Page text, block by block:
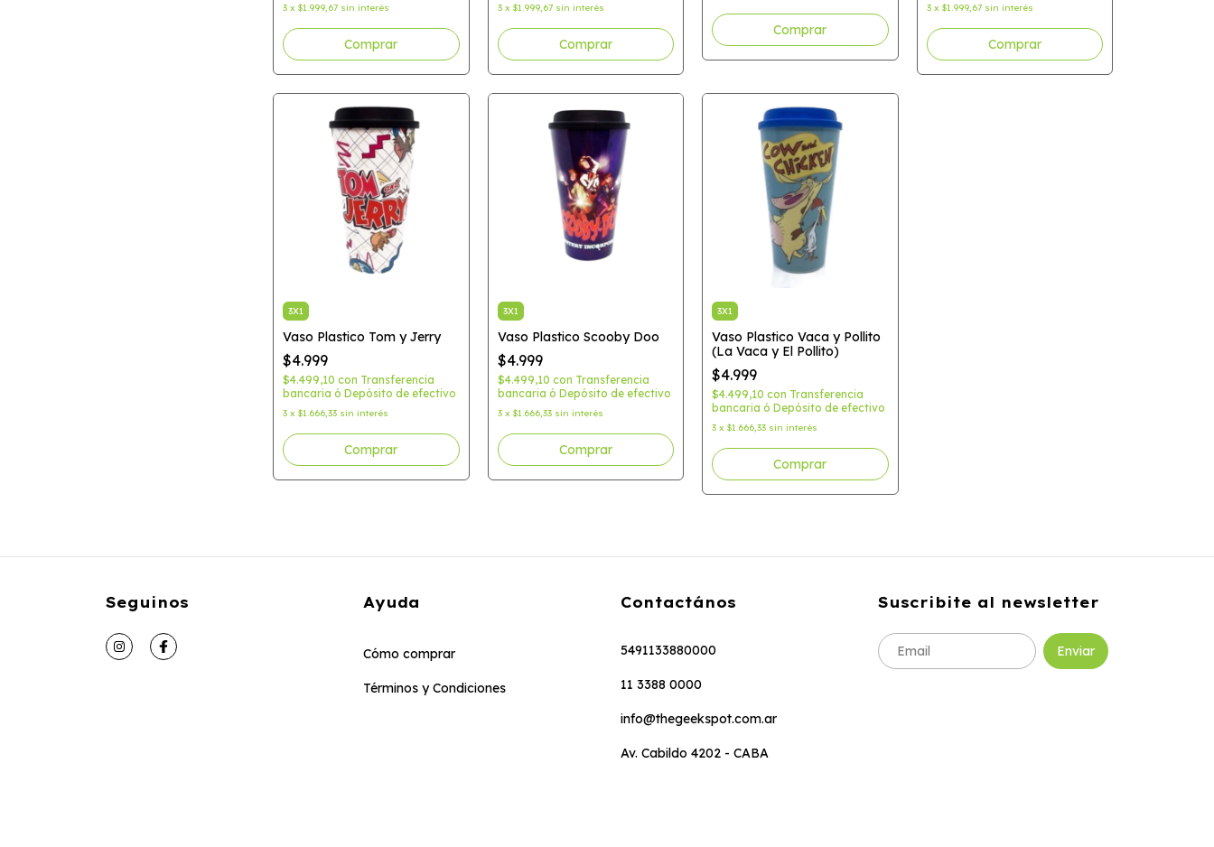
3 x $1.999,67 sin interés 3 x $1.999,67 sin interés 3 x $1.999,67 sin interés
3X1
Vaso Plastico Tom y Jerry
$4.999
$4.499,10 con Transferencia
bancaria ó Depósito de efectivo
3 x $1.666,33 sin interés
3X1
Vaso Plastico Scooby Doo
$4.999
$4.499,10 con Transferencia
bancaria ó Depósito de efectivo
3 x $1.666,33 sin interés
3X1
Vaso Plastico Vaca y Pollito
(La Vaca y El Pollito)
$4.999
$4.499,10 con Transferencia
bancaria ó Depósito de efectivo
3 x $1.666,33 sin interés
Seguinos Ayuda
Cómo comprar
Términos y Condiciones
Contactános
5491133880000
11 3388 0000
info@thegeekspot.com.ar
Av. Cabildo 4202 - CABA
Suscribite al newsletter